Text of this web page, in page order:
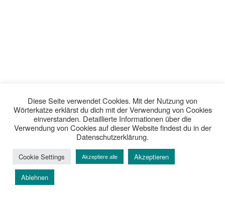
Diese Seite verwendet Cookies. Mit der Nutzung von
Wörterkatze erklärst du dich mit der Verwendung von Cookies
einverstanden. Detaillierte Informationen über die
Verwendung von Cookies auf dieser Website findest du in der
Datenschutzerklärung.
Cookie Settings Akzeptiere alle Akzeptieren
Ablehnen